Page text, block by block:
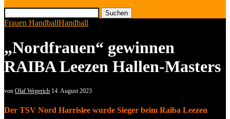
Suchen
Frauen HandballHandball
„Nordfrauen“ gewinnen
RAIBA Leezen Hallen-Masters
von Olaf Wegerich 14. August 2023
Der TSV Nord Harrislee wurde Sieger beim Raiba Leezen